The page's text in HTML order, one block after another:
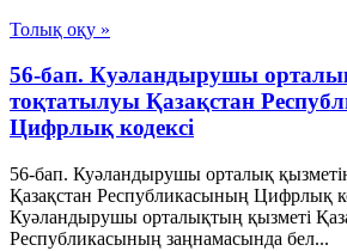
Толық оқу »
56-бап. Куәландырушы
тоқтатылуы Қазақстан
Цифрлық кодексі
56-бап. Куәландырушы орталық
Қазақстан Республикасының Цифрлық
Куәландырушы орталықтың қызметі
Республикасының заңнамасында бел...